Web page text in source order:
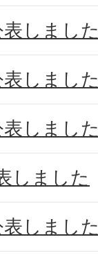
表しまし
表しまし
表しまし
しました
表しまし